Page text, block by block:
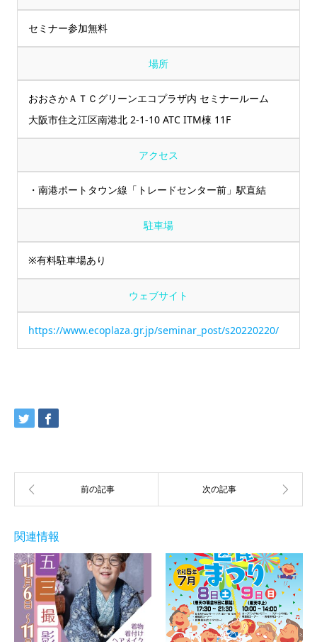
セミナー参加無料
場所
おおさかＡＴＣグリーンエコプラザ内 セミナールーム
大阪市住之江区南港北 2-1-10 ATC ITM棟 11F
アクセス
・南港ポートタウン線「トレードセンター前」駅直結
駐車場
※有料駐車場あり
ウェブサイト
https://www.ecoplaza.gr.jp/seminar_post/s20220220/
関連情報